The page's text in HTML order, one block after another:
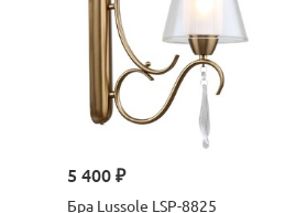
5 400 ₽
Бра Lussole LSP-8825